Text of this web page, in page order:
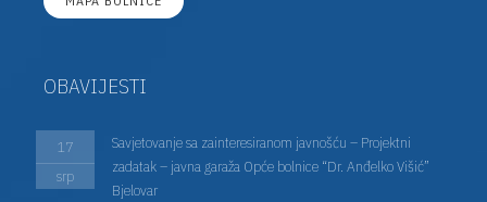
OBAVIJESTI
17
srp
Savjetovanje sa zainteresiranom javnošću – Projektni
zadatak – javna garaža Opće bolnice “Dr. Anđelko Višić”
Bjelovar